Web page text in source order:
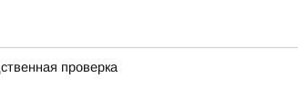
проверка